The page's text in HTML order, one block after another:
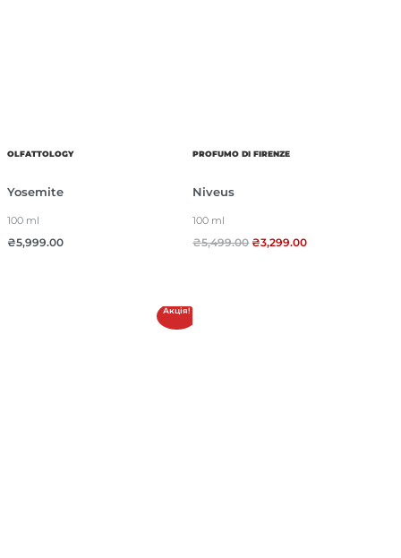
OLFATTOLOGY
Yosemite
100 ml
₴5,999.00
PROFUMO DI FIRENZE
Niveus
100 ml
₴5,499.00 ₴3,299.00
Акція!